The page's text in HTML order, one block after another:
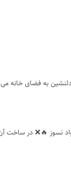
به فضای خانه
نسوز 🔥❌ در ساخت